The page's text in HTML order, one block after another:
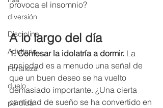
diversión
Disciplina
Adulterio
Fortaleza
duelo
pérdida
provoca el insomnio?
A lo largo del día
1. Confesar la idolatría a dormir. La
ansiedad es a menudo una señal de
que un buen deseo se ha vuelto
demasiado importante. ¿Una cierta
cantidad de sueño se ha convertido en